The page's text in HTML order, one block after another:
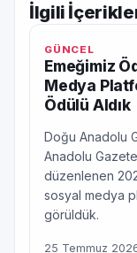
İlgili
GÜNCEL
Emeğimiz
Medya
Ödülü Aldık
Doğu Anadolu
Anadolu
düzenlenen
sosyal medya
görüldük.
25 Temmuz